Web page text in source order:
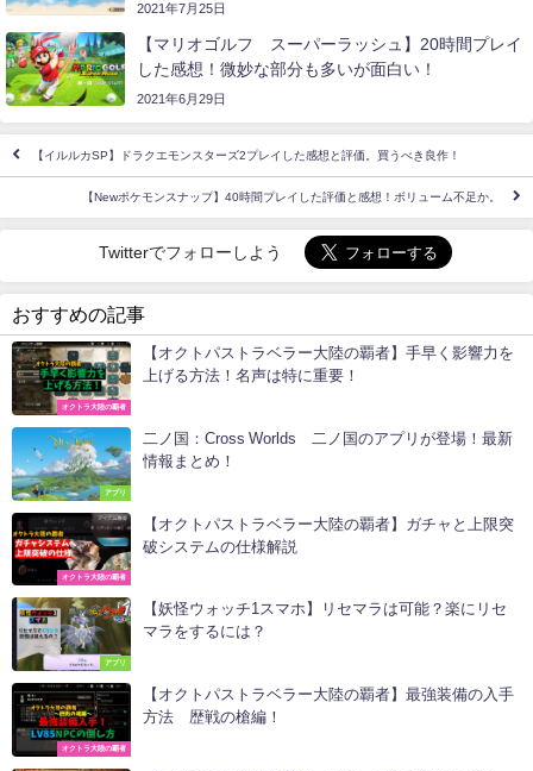
2021年7月25日
【マリオゴルフ スーパーラッシュ】20時間プレイ
した感想！微妙な部分も多いが面白い！
2021年6月29日
【イルルカSP】ドラクエモンスターズ2プレイした感想と評価。買うべき良作！
【Newポケモンスナップ】40時間プレイした評価と感想！ボリューム不足か。
Twitterでフォローしよう
おすすめの記事
オクトラ大陸の覇者
【オクトパストラベラー大陸の覇者】手早く影響力を
上げる方法！名声は特に重要！
アプリ
二ノ国：Cross Worlds 二ノ国のアプリが登場！最新
情報まとめ！
オクトラ大陸の覇者
【オクトパストラベラー大陸の覇者】ガチャと上限突
破システムの仕様解説
アプリ
【妖怪ウォッチ1スマホ】リセマラは可能？楽にリセ
マラをするには？
オクトラ大陸の覇者
【オクトパストラベラー大陸の覇者】最強装備の入手
方法 歴戦の槍編！